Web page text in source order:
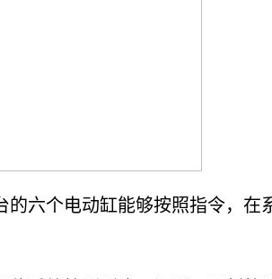
六个电动缸能够按照指令，在